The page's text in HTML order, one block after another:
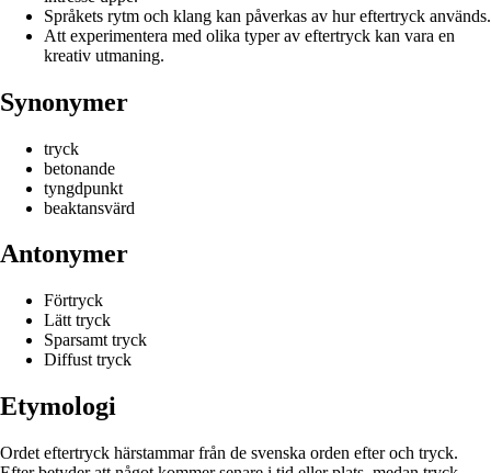
Språkets rytm och klang kan påverkas av hur eftertryck används.
Att experimentera med olika typer av eftertryck kan vara en
kreativ utmaning.
Synonymer
tryck
betonande
tyngdpunkt
beaktansvärd
Antonymer
Förtryck
Lätt tryck
Sparsamt tryck
Diffust tryck
Etymologi
Ordet eftertryck härstammar från de svenska orden efter och tryck.